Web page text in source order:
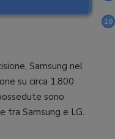
10
Samsung nel
su circa 1.800
sono
tra Samsung e LG.